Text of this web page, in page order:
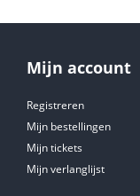
Mijn account
Registreren
Mijn bestellingen
Mijn tickets
Mijn verlanglijst